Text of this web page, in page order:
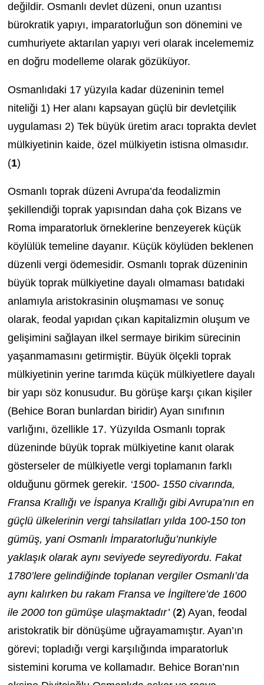
değildir. Osmanlı devlet düzeni, onun uzantısı
bürokratik yapıyı, imparatorluğun son dönemini ve
cumhuriyete aktarılan yapıyı veri olarak incelememiz
en doğru modelleme olarak gözüküyor.
Osmanlıdaki 17 yüzyıla kadar düzeninin temel
niteliği 1) Her alanı kapsayan güçlü bir devletçilik
uygulaması 2) Tek büyük üretim aracı toprakta devlet
mülkiyetinin kaide, özel mülkiyetin istisna olmasıdır.
(1)
Osmanlı toprak düzeni Avrupa’da feodalizmin
şekillendiği toprak yapısından daha çok Bizans ve
Roma imparatorluk örneklerine benzeyerek küçük
köylülük temeline dayanır. Küçük köylüden beklenen
düzenli vergi ödemesidir. Osmanlı toprak düzeninin
büyük toprak mülkiyetine dayalı olmaması batıdaki
anlamıyla aristokrasinin oluşmaması ve sonuç
olarak, feodal yapıdan çıkan kapitalizmin oluşum ve
gelişimini sağlayan ilkel sermaye birikim sürecinin
yaşanmamasını getirmiştir. Büyük ölçekli toprak
mülkiyetinin yerine tarımda küçük mülkiyetlere dayalı
bir yapı söz konusudur. Bu görüşe karşı çıkan kişiler
(Behice Boran bunlardan biridir) Ayan sınıfının
varlığını, özellikle 17. Yüzyılda Osmanlı toprak
düzeninde büyük toprak mülkiyetine kanıt olarak
gösterseler de mülkiyetle vergi toplamanın farklı
olduğunu görmek gerekir. ‘1500- 1550 civarında,
Fransa Krallığı ve İspanya Krallığı gibi Avrupa’nın en
güçlü ülkelerinin vergi tahsilatları yılda 100-150 ton
gümüş, yani Osmanlı İmparatorluğu’nunkiyle
yaklaşık olarak aynı seviyede seyrediyordu. Fakat
1780’lere gelindiğinde toplanan vergiler Osmanlı’da
aynı kalırken bu rakam Fransa ve İngiltere’de 1600
ile 2000 ton gümüşe ulaşmaktadır’(2) Ayan, feodal
aristokratik bir dönüşüme uğrayamamıştır. Ayan’ın
görevi; topladığı vergi karşılığında imparatorluk
sistemini koruma ve kollamadır. Behice Boran’nın